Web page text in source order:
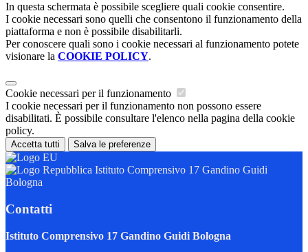
In questa schermata è possibile scegliere quali cookie consentire.
I cookie necessari sono quelli che consentono il funzionamento della
piattaforma e non è possibile disabilitarli.
Per conoscere quali sono i cookie necessari al funzionamento potete
visionare la COOKIE POLICY.
Cookie necessari per il funzionamento
I cookie necessari per il funzionamento non possono essere
disabilitati. È possibile consultare l'elenco nella pagina della cookie
policy.
Accetta tutti Salva le preferenze
Istituto Comprensivo 17 Gandino Guidi
Bologna
Contatti
Istituto Comprensivo 17 Gandino Guidi Bologna